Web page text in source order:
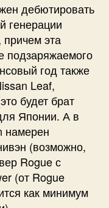
дебютировать
генерации
причем эта
подзаряжаемого
год также
Leaf,
будет брат
Японии. А в
намерен
(возможно,
Rogue с
(от Rogue
как минимум